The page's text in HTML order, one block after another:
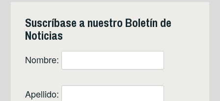
Suscríbase a nuestro Boletín de
Noticias
Nombre:
Apellido: